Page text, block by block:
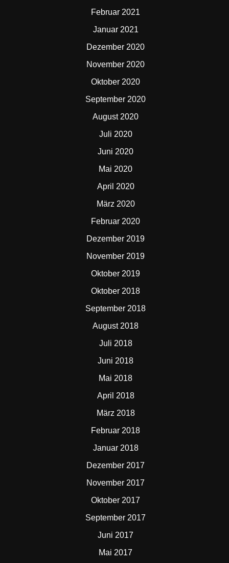
Februar 2021
Januar 2021
Dezember 2020
November 2020
Oktober 2020
September 2020
August 2020
Juli 2020
Juni 2020
Mai 2020
April 2020
März 2020
Februar 2020
Dezember 2019
November 2019
Oktober 2019
Oktober 2018
September 2018
August 2018
Juli 2018
Juni 2018
Mai 2018
April 2018
März 2018
Februar 2018
Januar 2018
Dezember 2017
November 2017
Oktober 2017
September 2017
Juni 2017
Mai 2017